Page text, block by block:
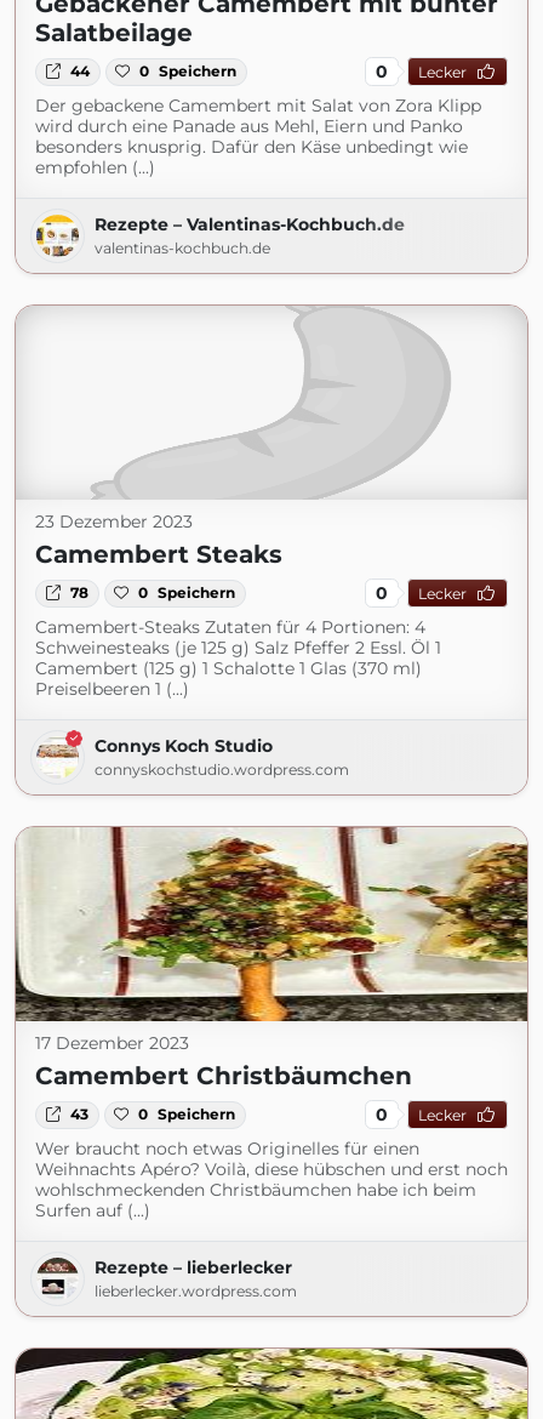
Salatbeilage
44 0 Speichern 0 Lecker
Der gebackene Camembert mit Salat von Zora Klipp
wird durch eine Panade aus Mehl, Eiern und Panko
besonders knusprig. Dafür den Käse unbedingt wie
empfohlen (...)
Rezepte – Valentinas-Kochbuch.de
valentinas-kochbuch.de
23 Dezember 2023
Camembert Steaks
78 0 Speichern 0 Lecker
Camembert-Steaks Zutaten für 4 Portionen: 4
Schweinesteaks (je 125 g) Salz Pfeffer 2 Essl. Öl 1
Camembert (125 g) 1 Schalotte 1 Glas (370 ml)
Preiselbeeren 1 (...)
Connys Koch Studio
connyskochstudio.wordpress.com
17 Dezember 2023
Camembert Christbäumchen
43 0 Speichern 0 Lecker
Wer braucht noch etwas Originelles für einen
Weihnachts Apéro? Voilà, diese hübschen und erst noch
wohlschmeckenden Christbäumchen habe ich beim
Surfen auf (...)
Rezepte – lieberlecker
lieberlecker.wordpress.com